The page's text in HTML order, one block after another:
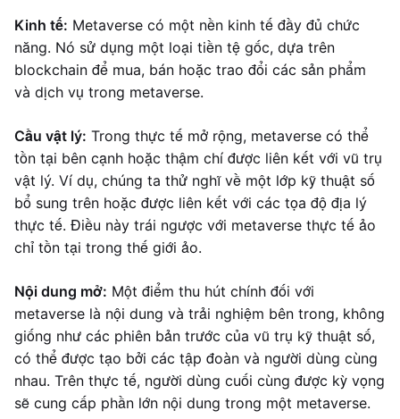
Kinh tế: Metaverse có một nền kinh tế đầy đủ chức
năng. Nó sử dụng một loại tiền tệ gốc, dựa trên
blockchain để mua, bán hoặc trao đổi các sản phẩm
và dịch vụ trong metaverse.
Cầu vật lý: Trong thực tế mở rộng, metaverse có thể
tồn tại bên cạnh hoặc thậm chí được liên kết với vũ trụ
vật lý. Ví dụ, chúng ta thử nghĩ về một lớp kỹ thuật số
bổ sung trên hoặc được liên kết với các tọa độ địa lý
thực tế. Điều này trái ngược với metaverse thực tế ảo
chỉ tồn tại trong thế giới ảo.
Nội dung mở: Một điểm thu hút chính đối với
metaverse là nội dung và trải nghiệm bên trong, không
giống như các phiên bản trước của vũ trụ kỹ thuật số,
có thể được tạo bởi các tập đoàn và người dùng cùng
nhau. Trên thực tế, người dùng cuối cùng được kỳ vọng
sẽ cung cấp phần lớn nội dung trong một metaverse.